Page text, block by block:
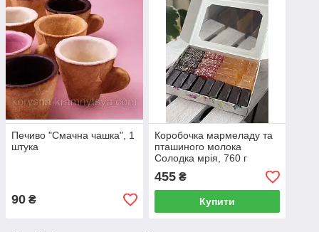
Печиво "Смачна чашка", 1
штука
90 ₴
Коробочка мармеладу та
пташиного молока
Солодка мрія, 760 г
455₴
Купити